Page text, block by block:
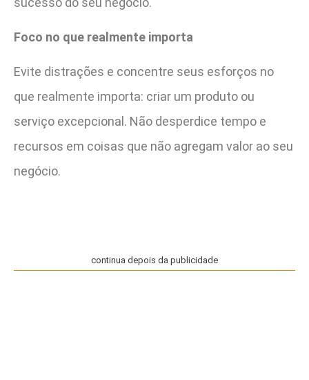
Foco no que realmente importa
Evite distrações e concentre seus esforços no
que realmente importa: criar um produto ou
serviço excepcional. Não desperdice tempo e
recursos em coisas que não agregam valor ao seu
negócio.
continua depois da publicidade